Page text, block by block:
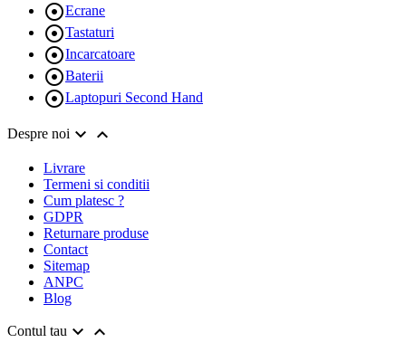
Ecrane
Tastaturi
Incarcatoare
Baterii
Laptopuri Second Hand
Despre noi  
Livrare
Termeni si conditii
Cum platesc ?
GDPR
Returnare produse
Contact
Sitemap
ANPC
Blog
Contul tau  